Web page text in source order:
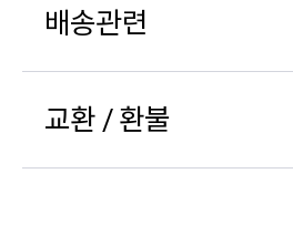
배송관련
교환 / 환불